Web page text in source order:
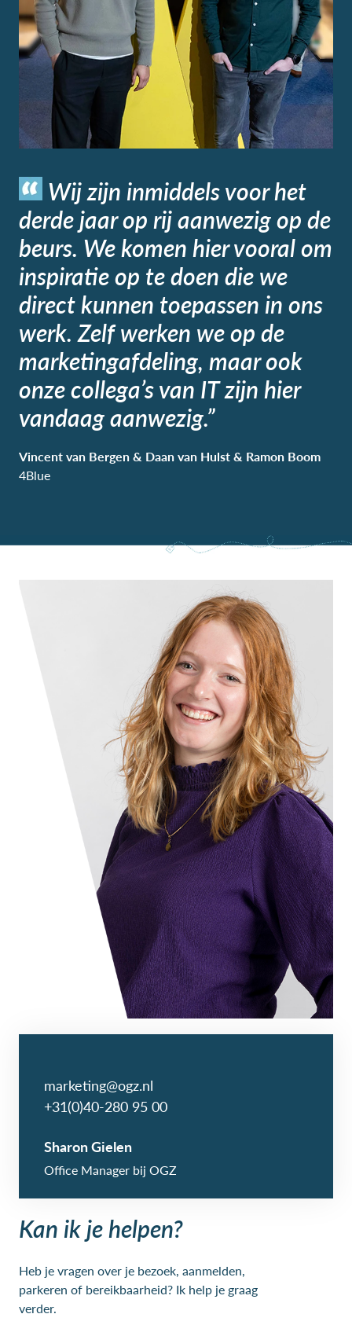
Wij zijn inmiddels voor het
derde jaar op rij aanwezig op de
beurs. We komen hier vooral om
inspiratie op te doen die we
direct kunnen toepassen in ons
werk. Zelf werken we op de
marketingafdeling, maar ook
onze collega’s van IT zijn hier
vandaag aanwezig.”
Vincent van Bergen & Daan van Hulst & Ramon Boom
4Blue
Kan ik je helpen?
Heb je vragen over je bezoek, aanmelden,
parkeren of bereikbaarheid? Ik help je graag
verder.
marketing@ogz.nl
+31(0)40-280 95 00
Sharon Gielen
Office Manager bij OGZ